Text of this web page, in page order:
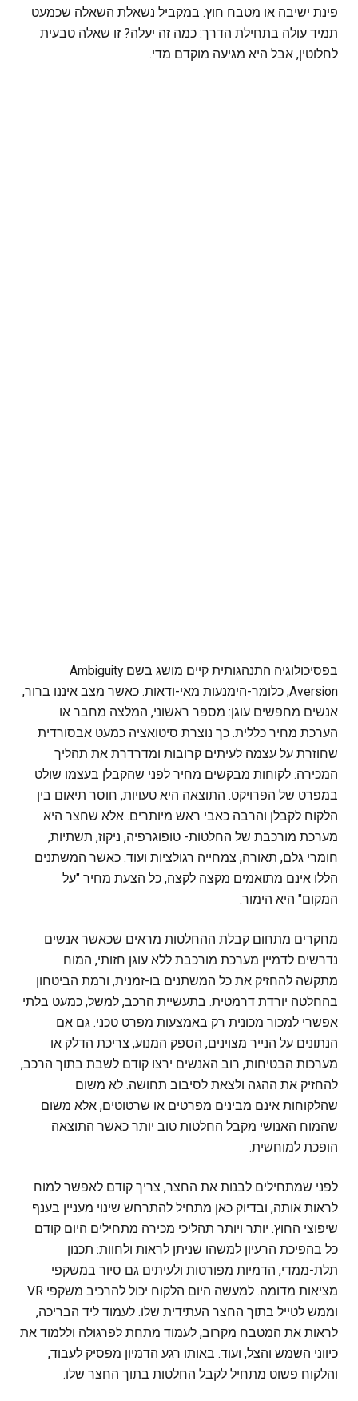
פינת ישיבה או מטבח חוץ. במקביל נשאלת השאלה שכמעט
תמיד עולה בתחילת הדרך: כמה זה יעלה? זו שאלה טבעית
לחלוטין, אבל היא מגיעה מוקדם מדי.
בפסיכולוגיה התנהגותית קיים מושג בשם Ambiguity
Aversion, כלומר-הימנעות מאי-ודאות. כאשר מצב איננו ברור,
אנשים מחפשים עוגן: מספר ראשוני, המלצה מחבר או
הערכת מחיר כללית. כך נוצרת סיטואציה כמעט אבסורדית
שחוזרת על עצמה לעיתים קרובות ומדרדרת את תהליך
המכירה: לקוחות מבקשים מחיר לפני שהקבלן בעצמו שולט
במפרט של הפרויקט. התוצאה היא טעויות, חוסר תיאום בין
הלקוח לקבלן והרבה כאבי ראש מיותרים. אלא שחצר היא
מערכת מורכבת של החלטות- טופוגרפיה, ניקוז, תשתיות,
חומרי גלם, תאורה, צמחייה רגולציות ועוד. כאשר המשתנים
הללו אינם מתואמים מקצה לקצה, כל הצעת מחיר "על
המקום" היא הימור.
מחקרים מתחום קבלת ההחלטות מראים שכאשר אנשים
נדרשים לדמיין מערכת מורכבת ללא עוגן חזותי, המוח
מתקשה להחזיק את כל המשתנים בו-זמנית, ורמת הביטחון
בהחלטה יורדת דרמטית. בתעשיית הרכב, למשל, כמעט בלתי
אפשרי למכור מכונית רק באמצעות מפרט טכני. גם אם
הנתונים על הנייר מצוינים, הספק המנוע, צריכת הדלק או
מערכות הבטיחות, רוב האנשים ירצו קודם לשבת בתוך הרכב,
להחזיק את ההגה ולצאת לסיבוב תחושה. לא משום
שהלקוחות אינם מבינים מפרטים או שרטוטים, אלא משום
שהמוח האנושי מקבל החלטות טוב יותר כאשר התוצאה
הופכת למוחשית.
לפני שמתחילים לבנות את החצר, צריך קודם לאפשר למוח
לראות אותה, ובדיוק כאן מתחיל להתרחש שינוי מעניין בענף
שיפוצי החוץ. יותר ויותר תהליכי מכירה מתחילים היום קודם
כל בהפיכת הרעיון למשהו שניתן לראות ולחוות: תכנון
תלת-ממדי, הדמיות מפורטות ולעיתים גם סיור במשקפי
מציאות מדומה. למעשה היום הלקוח יכול להרכיב משקפי VR
וממש לטייל בתוך החצר העתידית שלו. לעמוד ליד הבריכה,
לראות את המטבח מקרוב, לעמוד מתחת לפרגולה וללמוד את
כיווני השמש והצל, ועוד. באותו רגע הדמיון מפסיק לעבוד,
והלקוח פשוט מתחיל לקבל החלטות בתוך החצר שלו.